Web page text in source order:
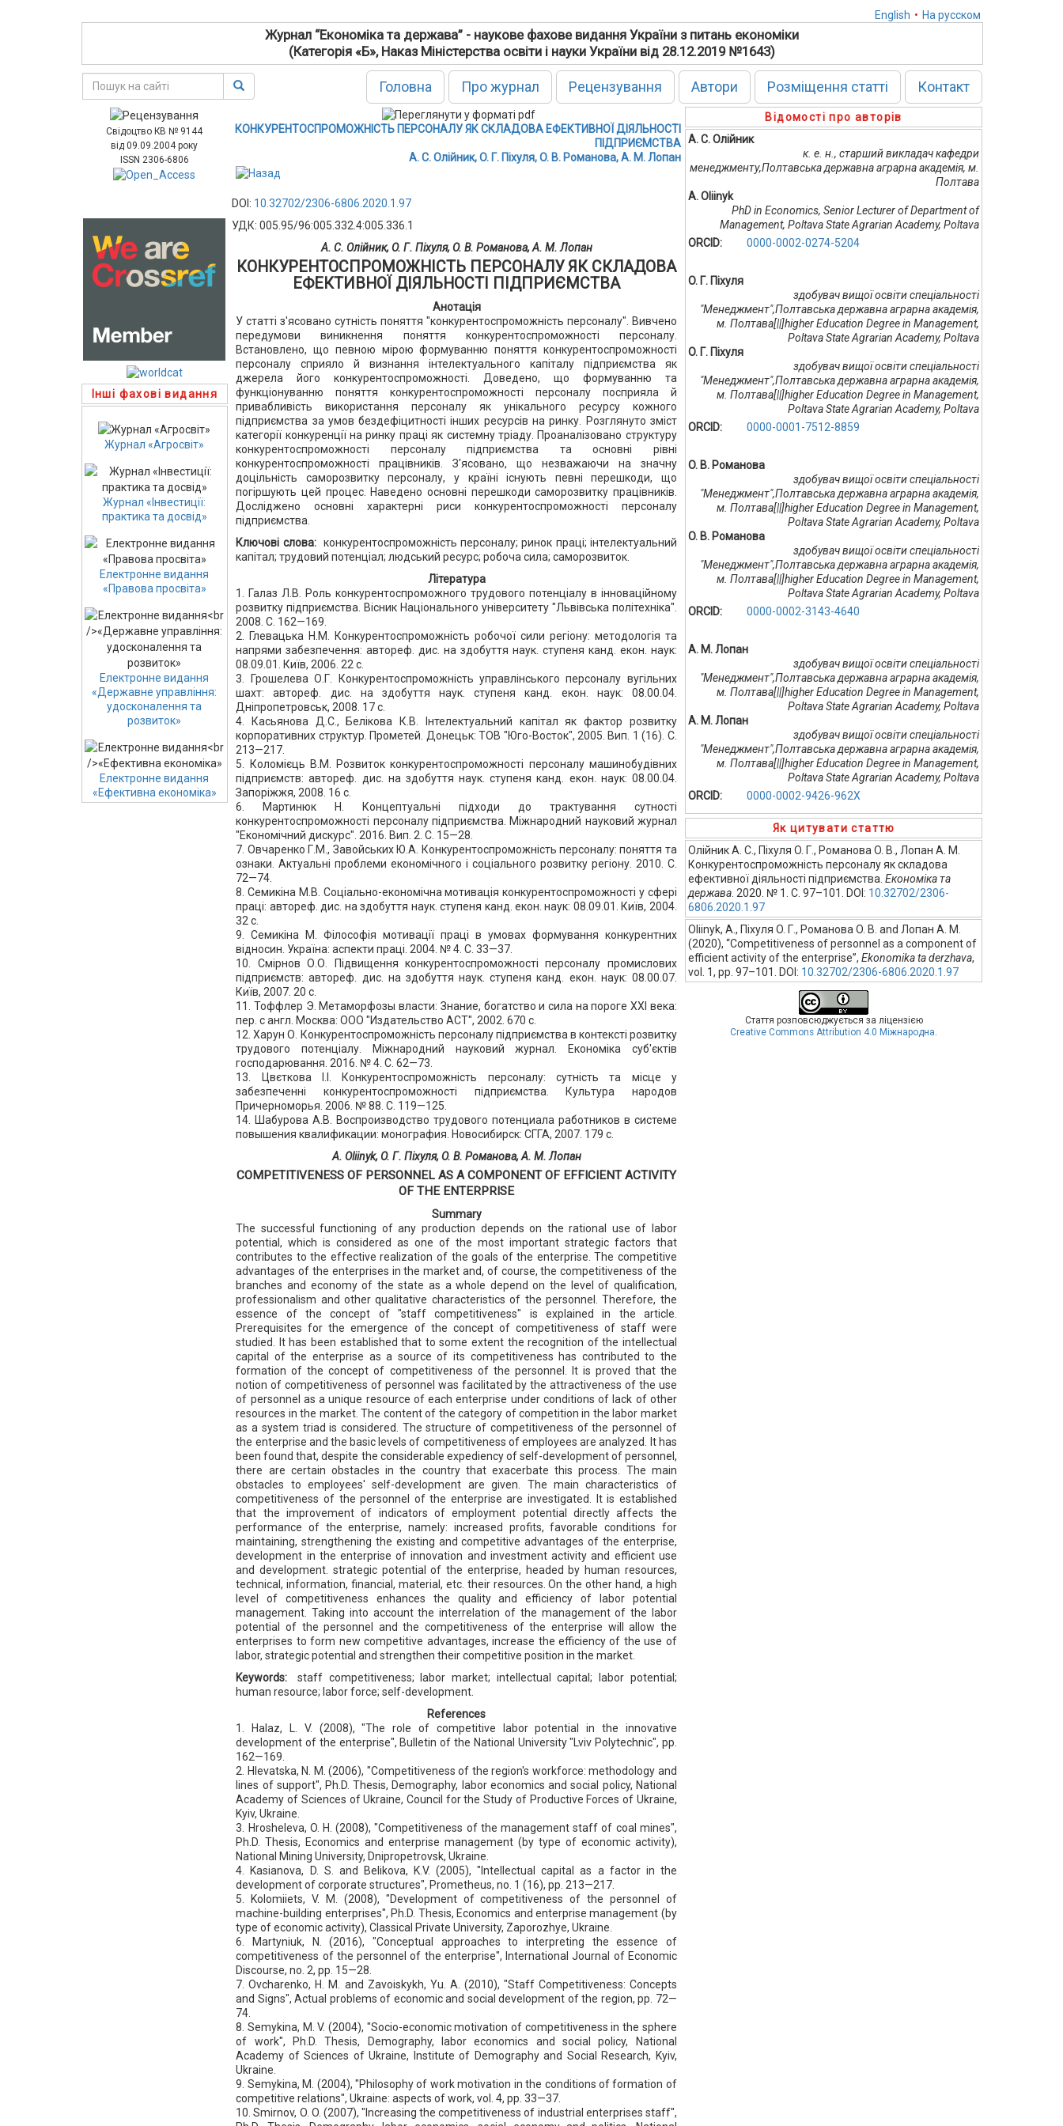
English • На русском
Журнал “Економіка та держава” - наукове фахове видання України з питань економіки
(Категорія «Б», Наказ Міністерства освіти і науки України від 28.12.2019 №1643)
Головна Про журнал Рецензування Автори Розміщення статті Контакт
Свідоцтво КВ № 9144
від 09.09.2004 року
ISSN 2306-6806
Інші фахові видання
Журнал «Агросвіт»
Журнал «Інвестиції:
практика та досвід»
Електронне видання
«Правова просвіта»
Електронне видання
«Державне управління:
удосконалення та
розвиток»
Електронне видання
«Ефективна економіка»
КОНКУРЕНТОСПРОМОЖНІСТЬ ПЕРСОНАЛУ ЯК СКЛАДОВА ЕФЕКТИВНОЇ ДІЯЛЬНОСТІ
ПІДПРИЄМСТВА
А. С. Олійник, O. Г. Піхуля, O. В. Романова, А. М. Лопан
DOI: 10.32702/2306-6806.2020.1.97
УДК: 005.95/96:005.332.4:005.336.1
А. С. Олійник, O. Г. Піхуля, O. В. Романова, А. М. Лопан
КОНКУРЕНТОСПРОМОЖНІСТЬ ПЕРСОНАЛУ ЯК СКЛАДОВА
ЕФЕКТИВНОЇ ДІЯЛЬНОСТІ ПІДПРИЄМСТВА
Анотація
У статті з'ясовано сутність поняття "конкурентоспроможність персоналу". Вивчено
передумови виникнення поняття конкурентоспроможності персоналу.
Встановлено, що певною мірою формуванню поняття конкурентоспроможності
персоналу сприяло й визнання інтелектуального капіталу підприємства як
джерела його конкурентоспроможності. Доведено, що формуванню та
функціонуванню поняття конкурентоспроможності персоналу посприяла й
привабливість використання персоналу як унікального ресурсу кожного
підприємства за умов бездефіцитності інших ресурсів на ринку. Розглянуто зміст
категорії конкуренції на ринку праці як системну тріаду. Проаналізовано структуру
конкурентоспроможності персоналу підприємства та основні рівні
конкурентоспроможності працівників. З'ясовано, що незважаючи на значну
доцільність саморозвитку персоналу, у країні існують певні перешкоди, що
погіршують цей процес. Наведено основні перешкоди саморозвитку працівників.
Досліджено основні характерні риси конкурентоспроможності персоналу
підприємства.
Ключові слова: конкурентоспроможність персоналу; ринок праці; інтелектуальний
капітал; трудовий потенціал; людський ресурс; робоча сила; саморозвиток.
Література
1. Галаз Л.В. Роль конкурентоспроможного трудового потенціалу в інноваційному
розвитку підприємства. Вісник Національного університету "Львівська політехніка".
2008. С. 162—169.
2. Глевацька Н.М. Конкурентоспроможність робочої сили регіону: методологія та
напрями забезпечення: автореф. дис. на здобуття наук. ступеня канд. екон. наук:
08.09.01. Київ, 2006. 22 с.
3. Грошелева О.Г. Конкурентоспроможність управлінського персоналу вугільних
шахт: автореф. дис. на здобуття наук. ступеня канд. екон. наук: 08.00.04.
Дніпропетровськ, 2008. 17 с.
4. Касьянова Д.С., Белікова К.В. Інтелектуальний капітал як фактор розвитку
корпоративних структур. Прометей. Донецьк: ТОВ "Юго-Восток", 2005. Вип. 1 (16). С.
213—217.
5. Коломієць В.М. Розвиток конкурентоспроможності персоналу машинобудівних
підприємств: автореф. дис. на здобуття наук. ступеня канд. екон. наук: 08.00.04.
Запоріжжя, 2008. 16 с.
6. Мартинюк Н. Концептуальні підходи до трактування сутності
конкурентоспроможності персоналу підприємства. Міжнародний науковий журнал
"Економічний дискурс". 2016. Вип. 2. С. 15—28.
7. Овчаренко Г.М., Завойських Ю.А. Конкурентоспроможність персоналу: поняття та
ознаки. Актуальні проблеми економічного і соціального розвитку регіону. 2010. С.
72—74.
8. Семикіна М.В. Соціально-економічна мотивація конкурентоспроможності у сфері
праці: автореф. дис. на здобуття наук. ступеня канд. екон. наук: 08.09.01. Київ, 2004.
32 с.
9. Семикіна М. Філософія мотивації праці в умовах формування конкурентних
відносин. Україна: аспекти праці. 2004. № 4. С. 33—37.
10. Смірнов О.О. Підвищення конкурентоспроможності персоналу промислових
підприємств: автореф. дис. на здобуття наук. ступеня канд. екон. наук: 08.00.07.
Київ, 2007. 20 с.
11. Тоффлер Э. Метаморфозы власти: Знание, богатство и сила на пороге XXI века:
пер. с англ. Москва: ООО "Издательство АСТ", 2002. 670 с.
12. Харун О. Конкурентоспроможність персоналу підприємства в контексті розвитку
трудового потенціалу. Міжнародний науковий журнал. Економіка суб'єктів
господарювання. 2016. № 4. С. 62—73.
13. Цвєткова І.І. Конкурентоспроможність персоналу: сутність та місце у
забезпеченні конкурентоспроможності підприємства. Культура народов
Причерноморья. 2006. № 88. С. 119—125.
14. Шабурова А.В. Воспроизводство трудового потенциала работников в системе
повышения квалификации: монография. Новосибирск: СГГА, 2007. 179 с.
А. Oliinyk, O. Г. Піхуля, O. В. Романова, А. М. Лопан
COMPETITIVENESS OF PERSONNEL AS A COMPONENT OF EFFICIENT ACTIVITY
OF THE ENTERPRISE
Summary
The successful functioning of any production depends on the rational use of labor
potential, which is considered as one of the most important strategic factors that
contributes to the effective realization of the goals of the enterprise. The competitive
advantages of the enterprises in the market and, of course, the competitiveness of the
branches and economy of the state as a whole depend on the level of qualification,
professionalism and other qualitative characteristics of the personnel. Therefore, the
essence of the concept of "staff competitiveness" is explained in the article.
Prerequisites for the emergence of the concept of competitiveness of staff were
studied. It has been established that to some extent the recognition of the intellectual
capital of the enterprise as a source of its competitiveness has contributed to the
formation of the concept of competitiveness of the personnel. It is proved that the
notion of competitiveness of personnel was facilitated by the attractiveness of the use
of personnel as a unique resource of each enterprise under conditions of lack of other
resources in the market. The content of the category of competition in the labor market
as a system triad is considered. The structure of competitiveness of the personnel of
the enterprise and the basic levels of competitiveness of employees are analyzed. It has
been found that, despite the considerable expediency of self-development of personnel,
there are certain obstacles in the country that exacerbate this process. The main
obstacles to employees' self-development are given. The main characteristics of
competitiveness of the personnel of the enterprise are investigated. It is established
that the improvement of indicators of employment potential directly affects the
performance of the enterprise, namely: increased profits, favorable conditions for
maintaining, strengthening the existing and competitive advantages of the enterprise,
development in the enterprise of innovation and investment activity and efficient use
and development. strategic potential of the enterprise, headed by human resources,
technical, information, financial, material, etc. their resources. On the other hand, a high
level of competitiveness enhances the quality and efficiency of labor potential
management. Taking into account the interrelation of the management of the labor
potential of the personnel and the competitiveness of the enterprise will allow the
enterprises to form new competitive advantages, increase the efficiency of the use of
labor, strategic potential and strengthen their competitive position in the market.
Keywords:
staff competitiveness; labor market; intellectual capital; labor potential;
human resource; labor force; self-development.
References
1. Halaz, L. V. (2008), "The role of competitive labor potential in the innovative
development of the enterprise", Bulletin of the National University "Lviv Polytechnic", рр.
162—169.
2. Hlevatska, N. M. (2006), "Competitiveness of the region's workforce: methodology and
lines of support", Ph.D. Thesis, Demography, labor economics and social policy, National
Academy of Sciences of Ukraine, Council for the Study of Productive Forces of Ukraine,
Kyiv, Ukraine.
3. Hrosheleva, O. H. (2008), "Competitiveness of the management staff of coal mines",
Ph.D. Thesis, Economics and enterprise management (by type of economic activity),
National Mining University, Dnipropetrovsk, Ukraine.
4. Kasianova, D. S. аnd Belikova, K.V. (2005), "Intellectual capital as a factor in the
development of corporate structures", Prometheus, no. 1 (16), рр. 213—217.
5. Kolomiiets, V. M. (2008), "Development of competitiveness of the personnel of
machine-building enterprises", Ph.D. Thesis, Economics and enterprise management (by
type of economic activity), Сlassical Рrivate University, Zaporozhye, Ukraine.
6. Martyniuk, N. (2016), "Conceptual approaches to interpreting the essence of
competitiveness of the personnel of the enterprise", International Journal of Economic
Discourse, no. 2, рр. 15—28.
7. Ovcharenko, H. M. аnd Zavoiskykh, Yu. A. (2010), "Staff Competitiveness: Concepts
and Signs", Actual problems of economic and social development of the region, рр. 72—
74.
8. Semykina, M. V. (2004), "Socio-economic motivation of competitiveness in the sphere
of work", Ph.D. Thesis, Demography, labor economics and social policy, National
Academy of Sciences of Ukraine, Institute of Demography and Social Research, Kyiv,
Ukraine.
9. Semykina, M. (2004), "Philosophy of work motivation in the conditions of formation of
competitive relations", Ukraine: aspects of work, vol. 4, рр. 33—37.
10. Smirnov, O. O. (2007), "Increasing the competitiveness of industrial enterprises staff",
Відомості про авторів
А. С. Олійник
к. е. н., старший викладач кафедри
менеджменту,Полтавська державна аграрна академія, м.
Полтава
А. Oliinyk
PhD in Economics, Senior Lecturer of Department of
Management, Poltava State Agrarian Academy, Poltava
ORCID:
0000-0002-0274-5204
O. Г. Піхуля
здобувач вищої освіти спеціальності
"Менеджмент",Полтавська державна аграрна академія,
м. Полтава[||]higher Education Degree in Management,
Poltava State Agrarian Academy, Poltava
O. Г. Піхуля
здобувач вищої освіти спеціальності
"Менеджмент",Полтавська державна аграрна академія,
м. Полтава[||]higher Education Degree in Management,
Poltava State Agrarian Academy, Poltava
ORCID:
0000-0001-7512-8859
O. В. Романова
здобувач вищої освіти спеціальності
"Менеджмент",Полтавська державна аграрна академія,
м. Полтава[||]higher Education Degree in Management,
Poltava State Agrarian Academy, Poltava
O. В. Романова
здобувач вищої освіти спеціальності
"Менеджмент",Полтавська державна аграрна академія,
м. Полтава[||]higher Education Degree in Management,
Poltava State Agrarian Academy, Poltava
ORCID:
0000-0002-3143-4640
А. М. Лопан
здобувач вищої освіти спеціальності
"Менеджмент",Полтавська державна аграрна академія,
м. Полтава[||]higher Education Degree in Management,
Poltava State Agrarian Academy, Poltava
А. М. Лопан
здобувач вищої освіти спеціальності
"Менеджмент",Полтавська державна аграрна академія,
м. Полтава[||]higher Education Degree in Management,
Poltava State Agrarian Academy, Poltava
ORCID:
0000-0002-9426-962X
Як цитувати статтю
Олійник А. С., Піхуля O. Г., Романова O. В., Лопан А. М.
Конкурентоспроможність персоналу як складова
ефективної діяльності підприємства. Економіка та
держава. 2020. № 1. С. 97–101. DOI: 10.32702/2306-
6806.2020.1.97
Oliinyk, А., Піхуля O. Г., Романова O. В. and Лопан А. М.
(2020), “Competitiveness of personnel as a component of
efficient activity of the enterprise”, Ekonomika ta derzhava,
vol. 1, pp. 97–101. DOI: 10.32702/2306-6806.2020.1.97
Стаття розповсюджується за ліцензією
Creative Commons Attribution 4.0 Міжнародна.